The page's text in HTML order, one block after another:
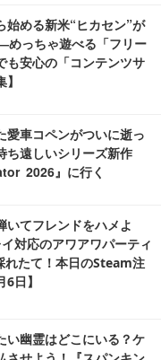
始める新米“ヒカセン”が
めっちゃ遊べる「フリー
も安心の「コンテンツサ
愛車コペンがついに逝っ
ち遠しいシリーズ新作
2026』に行く
いてフレンドをハメよ
対応のアワアワパーティ
れたて！本日のSteam注
日】
い幽霊はどこにいる？ケ